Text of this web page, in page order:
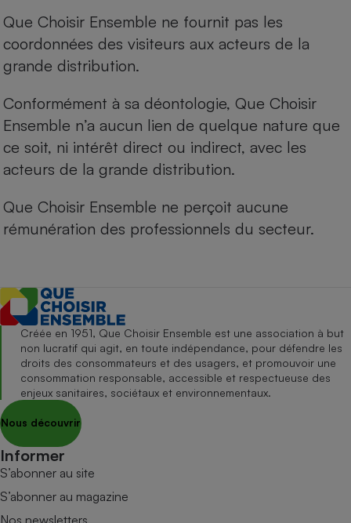
Que Choisir Ensemble ne fournit pas les
coordonnées des visiteurs aux acteurs de la
grande distribution.
Conformément à sa déontologie, Que Choisir
Ensemble n’a aucun lien de quelque nature que
ce soit, ni intérêt direct ou indirect, avec les
acteurs de la grande distribution.
Que Choisir Ensemble ne perçoit aucune
rémunération des professionnels du secteur.
Créée en 1951, Que Choisir Ensemble est une association à but
non lucratif qui agit, en toute indépendance, pour défendre les
droits des consommateurs et des usagers, et promouvoir une
consommation responsable, accessible et respectueuse des
enjeux sanitaires, sociétaux et environnementaux.
Nous découvrir
Informer
S’abonner au site
S’abonner au magazine
Nos newsletters